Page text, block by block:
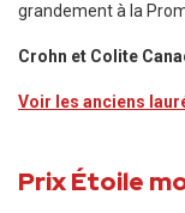
grandement à la
Crohn et Colite
Voir les anciens
Prix Étoile